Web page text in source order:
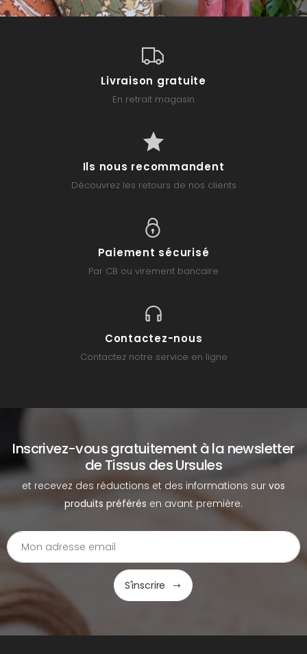
Livraison gratuite
En retrait magasin
Ils nous recommandent
Découvrez les retours de nos clients
Paiement sécurisé
Par CB ou virement bancaire
Contactez-nous
Contactez notre service en ligne
Inscrivez-vous gratuitement à la newsletter
de Tissus des Ursules
et recevez des réductions et des informations sur vos
produits préférés en avant première.
S'inscrire